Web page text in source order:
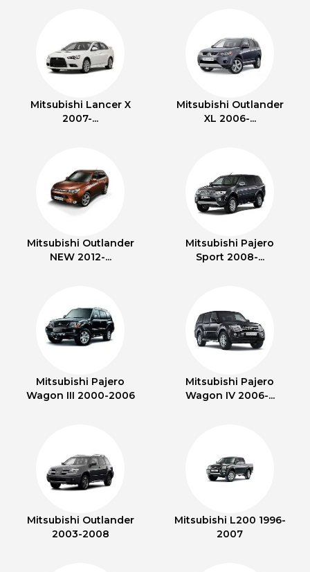
Mitsubishi Lancer X
2007-...
Mitsubishi Outlander
XL 2006-...
Mitsubishi Outlander
NEW 2012-...
Mitsubishi Pajero
Sport 2008-...
Mitsubishi Pajero
Wagon III 2000-2006
Mitsubishi Pajero
Wagon IV 2006-...
Mitsubishi Outlander
2003-2008
Mitsubishi L200 1996-
2007